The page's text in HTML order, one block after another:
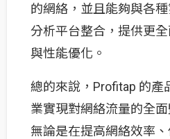
的網絡，並且能夠與各
分析平台整合，提供更
與性能優化。
總的來說，Profitap 的產
業實現對網絡流量的全
無論是在提高網絡效率